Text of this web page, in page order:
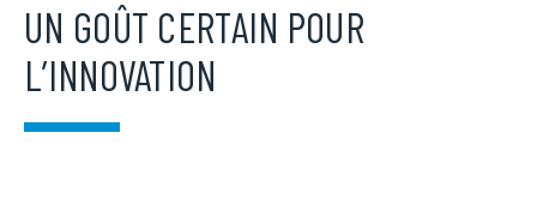
UN GOÛT CERTAIN POUR
L’INNOVATION